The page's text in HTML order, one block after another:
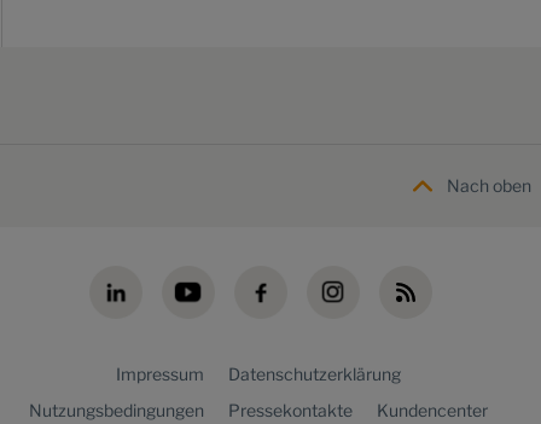
Nach oben
Impressum
Datenschutzerklärung
Nutzungsbedingungen
Pressekontakte
Kundencenter